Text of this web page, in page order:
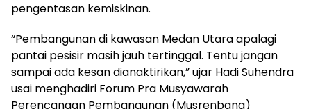
pengentasan kemiskinan.
“Pembangunan di kawasan Medan Utara apalagi
pantai pesisir masih jauh tertinggal. Tentu jangan
sampai ada kesan dianaktirikan,” ujar Hadi Suhendra
usai menghadiri Forum Pra Musyawarah
Perencanaan Pembangunan (Musrenbang)